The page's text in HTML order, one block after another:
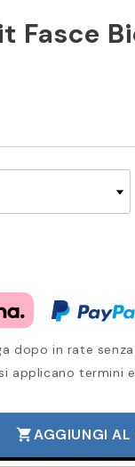
Fasce
dopo in rate
applicano termini
shopping_cartAGGIUNGI AL